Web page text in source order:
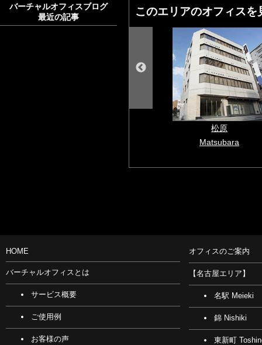
このエリアのオフィスを
松原
Matsubara
バーチャルオフィスブログ
最近の記事
HOME
バーチャルオフィスとは
サービス概要
ご使用例
お客様の声
オフィスのご案内
【名古屋エリア】
名駅 Meieki
錦 Nishiki
東新町